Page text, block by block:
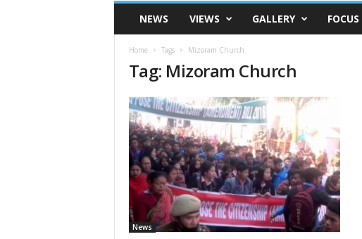
VSK
TelanganaNEWS VIEWS GALLERY FOCUS
Home Tags Mizoram Church
Tag: Mizoram Church
News